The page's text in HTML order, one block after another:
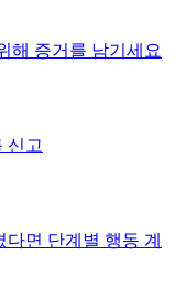
해 증거를 남기세요
신고
면 단계별 행동 계